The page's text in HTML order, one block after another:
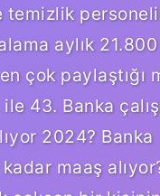
temizlik
aylık 21.800
en çok paylaştığı
43. Banka
2024? Banka
kadar maaş